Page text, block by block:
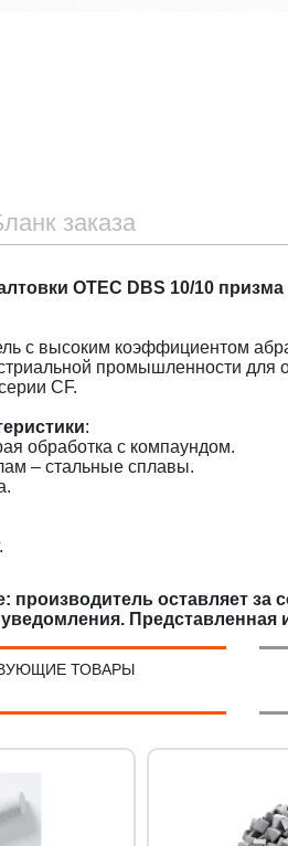
заказа
OTEC DBS 10/10
с высоким коэффициентом
промышленности
CF.
:
обработка с компаундом.
– стальные сплавы.
производитель оставляет за
ТОВАРЫ